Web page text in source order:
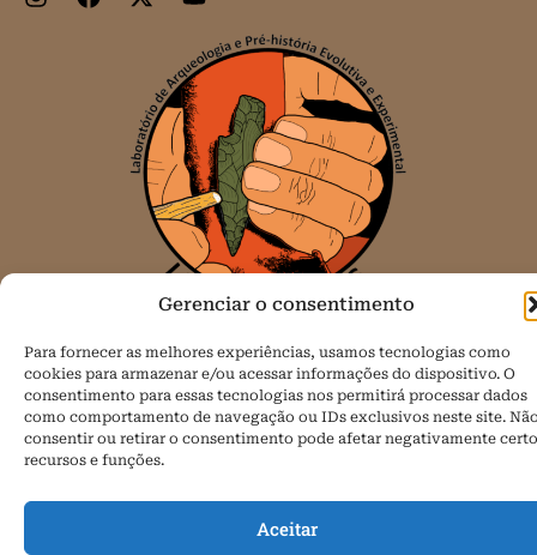
Gerenciar o consentimento
Para fornecer as melhores experiências, usamos tecnologias como
cookies para armazenar e/ou acessar informações do dispositivo. O
consentimento para essas tecnologias nos permitirá processar dados
como comportamento de navegação ou IDs exclusivos neste site.
consentir ou retirar o consentimento pode afetar negativamente
recursos e funções.
Aceitar
Todos os direitos reservados.
Política de Cookies (BR)